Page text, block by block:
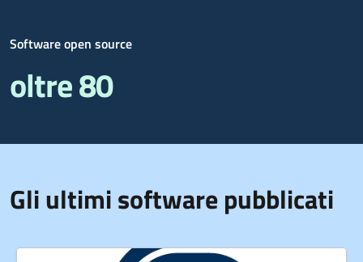
Software open source
oltre 80
Gli ultimi software pubblicati